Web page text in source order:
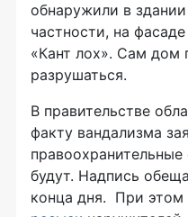
обнаружили в
частности, на
«Кант лох». Сам дом
разрушаться.
В правительстве
факту вандализма
будут. Надпись
конца дня. При этом